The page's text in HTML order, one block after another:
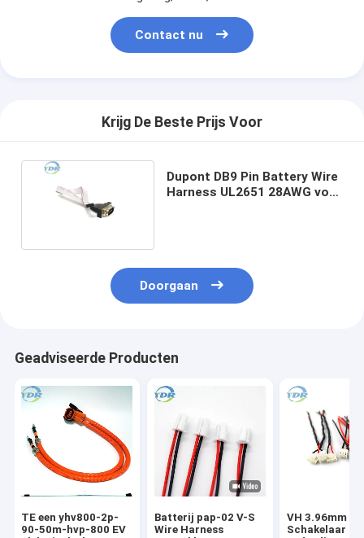
Contact nu
Krijg De Beste Prijs Voor
Dupont DB9 Pin Battery Wire
Harness UL2651 28AWG voor
Doorgaan
Geadviseerde Producten
TE een yhv800-2p-
90-50m-hvp-800 EV
Batterij pap-02 V-S
Wire Harness
VH 3.96mm
Schakelaar